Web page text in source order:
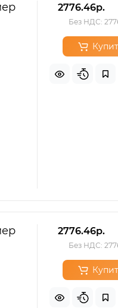
2776.46р.
Без НДС:
2776.46р.
Без НДС: